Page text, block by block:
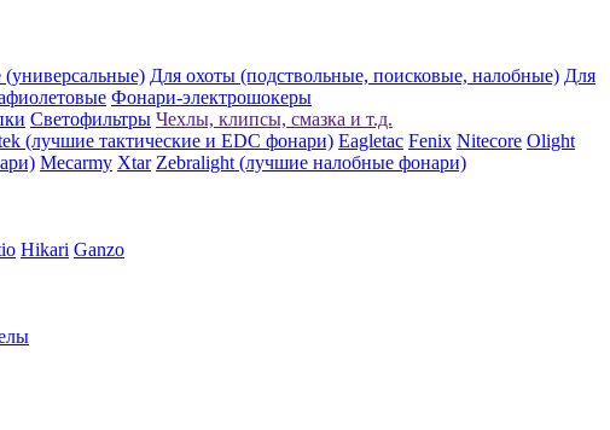
(универсальные) Для охоты (подствольные, поисковые, налобные) Для
Фонари-электрошокеры
Светофильтры Чехлы, клипсы, смазка и т.д.
(лучшие тактические и EDC фонари) Eagletac Fenix Nitecore Olight
Mecarmy Xtar Zebralight (лучшие налобные фонари)
Hikari Ganzo